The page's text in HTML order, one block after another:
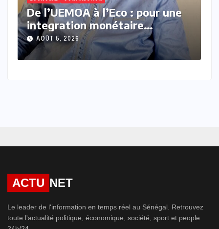
Madiambal Diagne, la plume
debout face aux vents
contraires
AOÛT 4, 2026
ACTU NET
Le leader de l'information en temps réel au Sénégal. Retrouvez
toute l'actualité politique, économique, société, sport et people